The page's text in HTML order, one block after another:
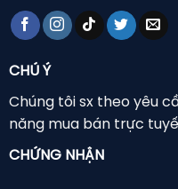
CHÚ Ý
Chúng tôi sx theo yêu
năng mua bán trực
CHỨNG NHẬN